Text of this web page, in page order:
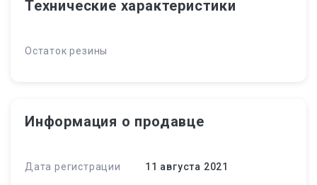
Технические характеристики
Остаток резины
Информация о продавце
Дата регистрации 11 августа 2021